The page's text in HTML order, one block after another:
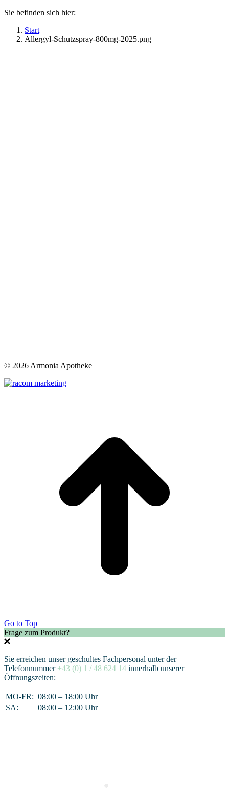
Sie befinden sich hier:
Start
Allergyl-Schutzspray-800mg-2025.png
© 2026 Armonia Apotheke
Go to Top
Frage zum Produkt?
Sie erreichen unser geschultes Fachpersonal unter der
Telefonnummer +43 (0) 1 / 48 624 14 innerhalb unserer
Öffnungszeiten:
MO-FR: 08:00 – 18:00 Uhr
SA:
08:00 – 12:00 Uhr